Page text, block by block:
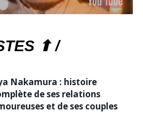
⬆ /
Nakamura : histoire
de ses relations
et de ses couples